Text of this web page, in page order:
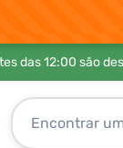
das 12:00 são